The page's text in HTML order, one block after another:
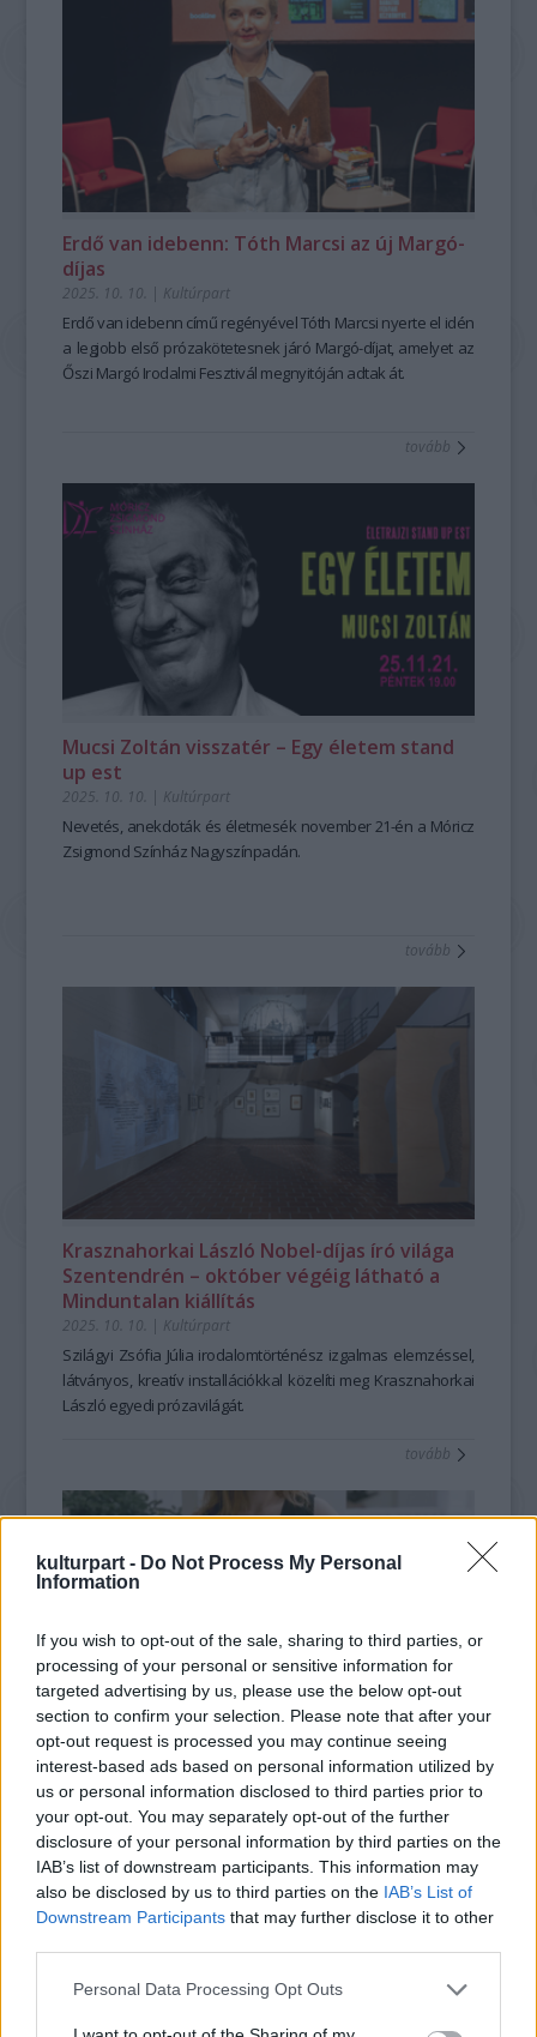
kulturpart - Do Not Process My Personal
Information
If you wish to opt-out of the sale, sharing to third parties, or
processing of your personal or sensitive information for
targeted advertising by us, please use the below opt-out
section to confirm your selection. Please note that after your
opt-out request is processed you may continue seeing
interest-based ads based on personal information utilized by
us or personal information disclosed to third parties prior to
your opt-out. You may separately opt-out of the further
disclosure of your personal information by third parties on the
IAB’s list of downstream participants. This information may
also be disclosed by us to third parties on the IAB’s List of
Downstream Participants that may further disclose it to other
Please note that this website/app uses one or more Google
Personal Data Processing Opt Outs
Erdő van idebenn: Tóth Marcsi az új Margó-
díjas
2025. 10. 10. | Kultúrpart
Erdő van idebenn című regényével Tóth Marcsi nyerte el idén
a legjobb első prózakötetesnek járó Margó-díjat, amelyet az
Őszi Margó Irodalmi Fesztivál megnyitóján adtak át.
tovább
Mucsi Zoltán visszatér – Egy életem stand
up est
2025. 10. 10. | Kultúrpart
Nevetés, anekdoták és életmesék november 21-én a Móricz
Zsigmond Színház Nagyszínpadán.
tovább
Krasznahorkai László Nobel-díjas író világa
Szentendrén – október végéig látható a
Minduntalan kiállítás
2025. 10. 10. | Kultúrpart
Szilágyi Zsófia Júlia irodalomtörténész izgalmas elemzéssel,
látványos, kreatív installációkkal közelíti meg Krasznahorkai
László egyedi prózavilágát.
tovább
A hagyomány és a kortárs divat találkozása
– „Kis fekete” divatbemutató a
Hagyományok Házában
2025. 10. 09.|Kultúrpart
A Hagyományok Háza látványos divatbemutatón mutatja be
a „Kis fekete” pályázat legjobb alkotásait, ahol a magyar népi
hagyományok motívumai kortárs formában kelnek életre.
tovább